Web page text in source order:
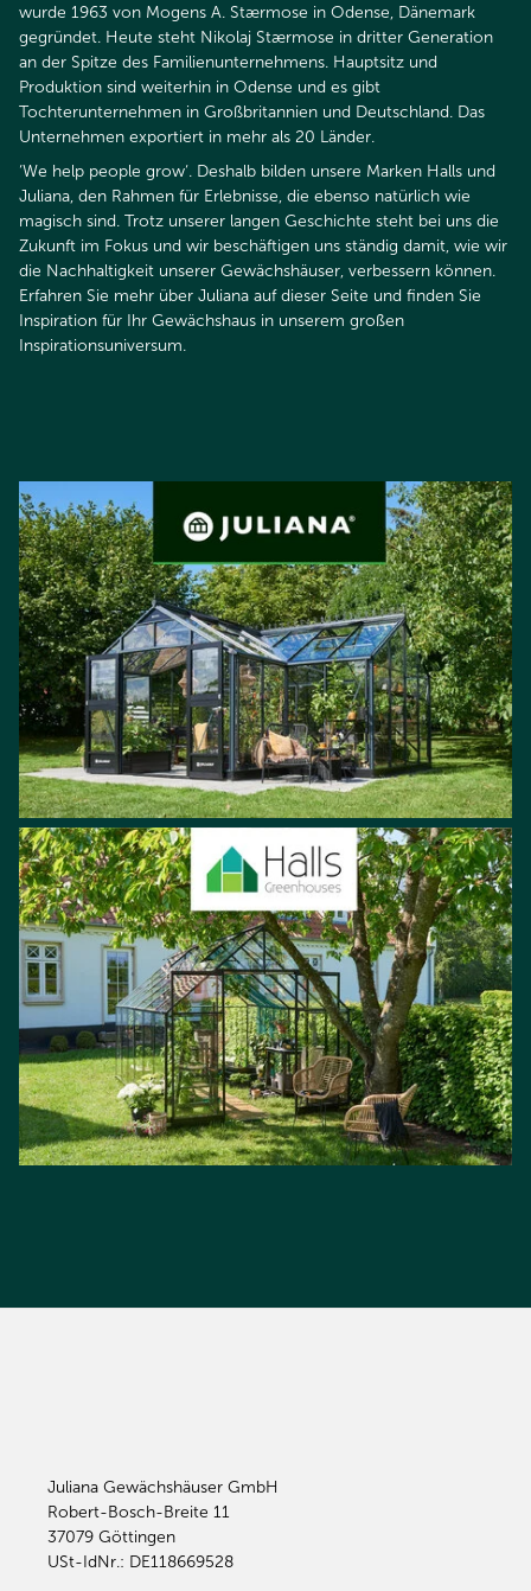
wurde 1963 von Mogens A. Stærmose in Odense, Dänemark
gegründet. Heute steht Nikolaj Stærmose in dritter Generation
an der Spitze des Familienunternehmens. Hauptsitz und
Produktion sind weiterhin in Odense und es gibt
Tochterunternehmen in Großbritannien und Deutschland. Das
Unternehmen exportiert in mehr als 20 Länder.​​​​​​​
‘We help people grow‘. Deshalb bilden unsere Marken Halls und
Juliana, den Rahmen für Erlebnisse, die ebenso natürlich wie
magisch sind. Trotz unserer langen Geschichte steht bei uns die
Zukunft im Fokus und wir beschäftigen uns ständig damit, wie wir
die Nachhaltigkeit unserer Gewächshäuser, verbessern können.
Erfahren Sie mehr über Juliana auf dieser Seite und finden Sie
Inspiration für Ihr Gewächshaus in unserem großen
Inspirationsuniversum.​​​​​​​
Juliana Gewächshäuser GmbH
Robert-Bosch-Breite 11
37079 Göttingen
USt-IdNr.: DE118669528